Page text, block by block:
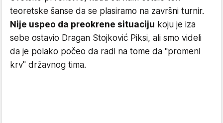
teoretske šanse da se plasiramo na završni turnir.
Nije uspeo da preokrene situaciju koju je iza
sebe ostavio Dragan Stojković Piksi, ali smo videli
da je polako počeo da radi na tome da "promeni
krv" državnog tima.